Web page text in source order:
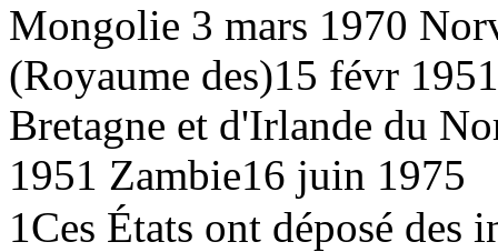
Mongolie 3 mars 1970
(Royaume des)15 févr
Bretagne et d'Irlande du
1951 Zambie16 juin 1975
1Ces États ont déposé des